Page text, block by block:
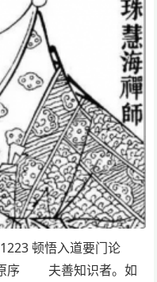
顿悟入道要门论
序 夫善知识者。如